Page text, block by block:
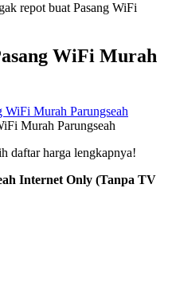
repot buat Pasang WiFi
WiFi Murah
Murah Parungseah
daftar harga lengkapnya!
Internet Only (Tanpa TV